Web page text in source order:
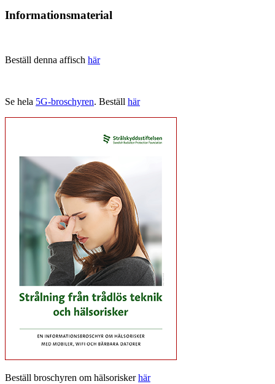
Informationsmaterial
Beställ denna affisch här
Se hela 5G-broschyren. Beställ här
Beställ broschyren om hälsoriskerhär